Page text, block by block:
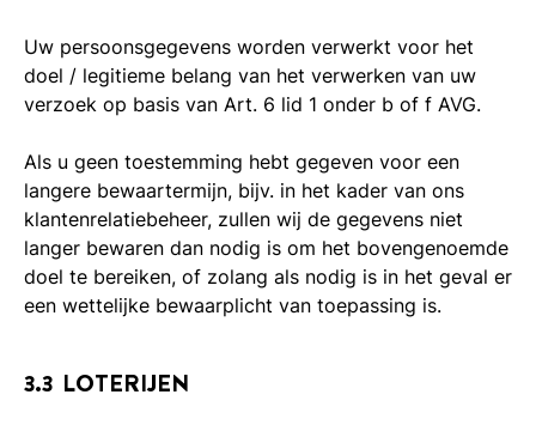
Uw persoonsgegevens worden verwerkt voor het
doel / legitieme belang van het verwerken van uw
verzoek op basis van Art. 6 lid 1 onder b of f AVG.
Als u geen toestemming hebt gegeven voor een
langere bewaartermijn, bijv. in het kader van ons
klantenrelatiebeheer, zullen wij de gegevens niet
langer bewaren dan nodig is om het bovengenoemde
doel te bereiken, of zolang als nodig is in het geval er
een wettelijke bewaarplicht van toepassing is.
3.3 LOTERIJEN